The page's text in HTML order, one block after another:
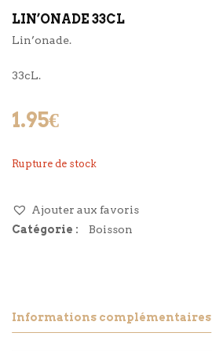
LIN’ONADE 33CL
Lin’onade.
33cL.
1.95€
Rupture de stock
Ajouter aux favoris
Catégorie :
Boisson
Informations complémentaires